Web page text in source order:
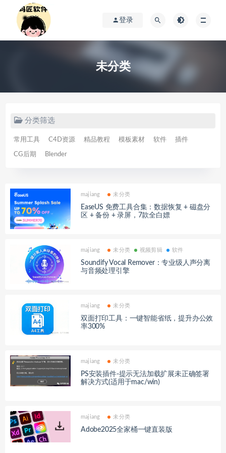
登录
未分类
分类筛选
常用工具 C4D资源 精品教程 模板素材 软件 插件
CG后期 Blender
majiang 未分类
EaseUS 免费工具合集：数据恢复 + 磁盘分
区 + 备份 + 录屏，7款全白嫖
majiang 未分类 视频剪辑 软件
Soundify Vocal Remover：专业级人声分离
与音频处理引擎
majiang 未分类
双面打印工具：一键智能省纸，提升办公效
率300%
majiang 未分类
PS安装插件-提示无法加载扩展未正确签署
解决方式(适用于mac/win)
majiang 未分类
Adobe2025全家桶一键直装版